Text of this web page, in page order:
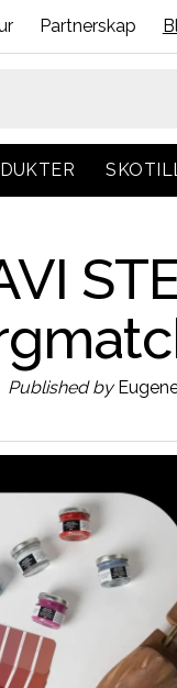
Partnerskap
Published by